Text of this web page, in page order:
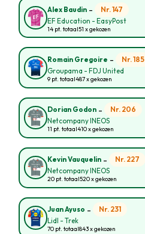
Alex Baudin - Nr. 147
EF Education - EasyPost
14 pt. totaal51 x gekozen
Romain Gregoire - Nr. 185
Groupama - FDJ United
9 pt. totaal487 x gekozen
Dorian Godon - Nr. 206
Netcompany INEOS
11 pt. totaal410 x gekozen
Kevin Vauquelin - Nr. 227
Netcompany INEOS
20 pt. totaal520 x gekozen
Juan Ayuso - Nr. 231
Lidl - Trek
70 pt. totaal843 x gekozen